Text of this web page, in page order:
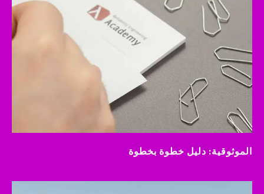
الموثوقية: دليل خطوة بخطوة